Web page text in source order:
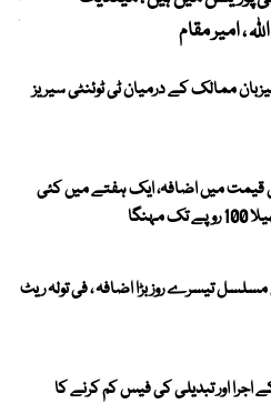
، امیر مقام
2027 کے میزبان ممالک کے درمیان ٹی ٹوئنٹی سیریز
قیمت میں اضافہ، ایک ہفتے میں کئی
تیسرے روز بڑا اضافہ ، فی تولہ ریٹ
اور تبدیلی کی فیس کم کرنے کا